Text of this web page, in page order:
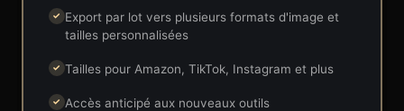
✓ Export par lot vers plusieurs formats d'image et
tailles personnalisées
✓ Tailles pour Amazon, TikTok, Instagram et plus
✓ Accès anticipé aux nouveaux outils